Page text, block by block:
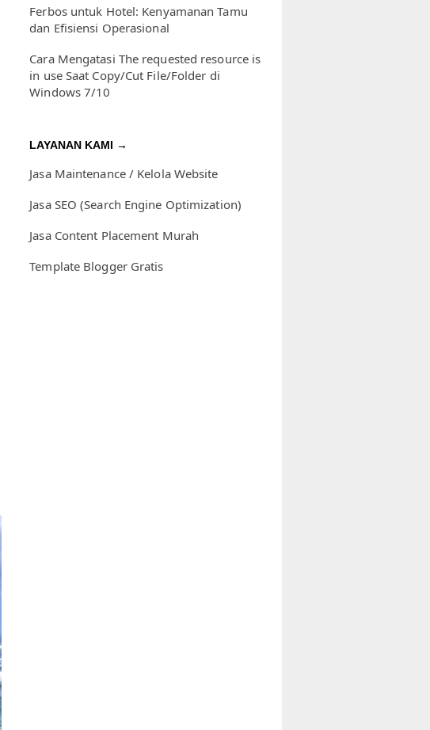
Ferbos untuk Hotel: Kenyamanan Tamu
dan Efisiensi Operasional
Cara Mengatasi The requested resource is
in use Saat Copy/Cut File/Folder di
Windows 7/10
LAYANAN KAMI →
Jasa Maintenance / Kelola Website
Jasa SEO (Search Engine Optimization)
Jasa Content Placement Murah
Template Blogger Gratis